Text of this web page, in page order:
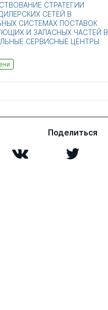
СТРАТЕГИИ
СЕТЕЙ В
СИСТЕМАХ ПОСТАВОК
И ЗАПАСНЫХ ЧАСТЕЙ В
СЕРВИСНЫЕ ЦЕНТРЫ
Поделиться